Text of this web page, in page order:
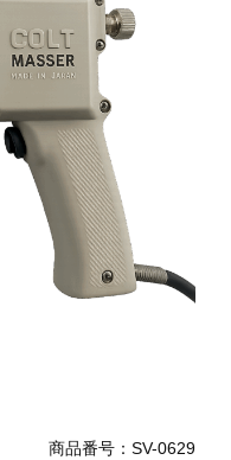
商品番号：SV-0629